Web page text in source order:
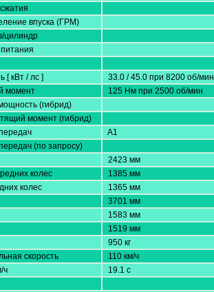
впуска (ГРМ)
цилиндр
[ кВт / лс ]
33.0 / 45.0 при 8200 об/мин
момент
125 Нм при 2500 об/мин
(гибрид)
момент (гибрид)
A1
(по запросу)
2423 мм
колес
1385 мм
колес
1365 мм
3701 мм
1583 мм
1519 мм
950 кг
скорость
110 км/ч
ч
19.1 с